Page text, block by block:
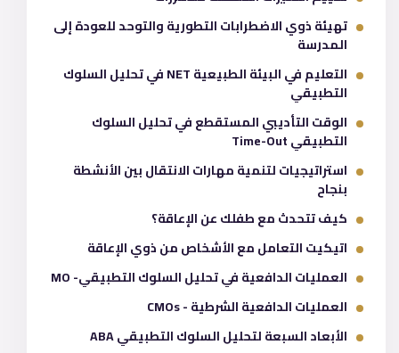
تهيئة ذوي الاضطرابات التطورية والتوحد للعودة إلى
المدرسة
التعليم في البيئة الطبيعية NET في تحليل السلوك
التطبيقي
الوقت التأديبي المستقطع في تحليل السلوك
التطبيقي Time-Out
استراتيجيات لتنمية مهارات الانتقال بين الأنشطة
بنجاح
كيف تتحدث مع طفلك عن الإعاقة؟
اتيكيت التعامل مع الأشخاص من ذوي الإعاقة
العمليات الدافعية في تحليل السلوك التطبيقي- MO
العمليات الدافعية الشرطية - CMOs
الأبعاد السبعة لتحليل السلوك التطبيقي ABA